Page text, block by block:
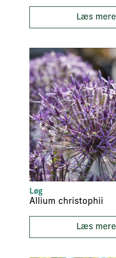
Læs mere
Løg
Allium christophii
Læs mere